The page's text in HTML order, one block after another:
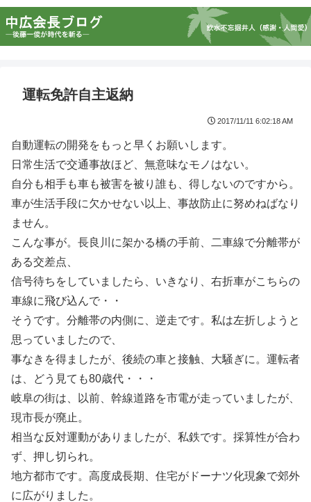
運転免許自主返納
2017/11/11 6:02:18 AM
自動運転の開発をもっと早くお願いします。
日常生活で交通事故ほど、無意味なモノはない。
自分も相手も車も被害を被り誰も、得しないのですから。
車が生活手段に欠かせない以上、事故防止に努めねばなり
ません。
こんな事が。長良川に架かる橋の手前、二車線で分離帯が
ある交差点、
信号待ちをしていましたら、いきなり、右折車がこちらの
車線に飛び込んで・・
そうです。分離帯の内側に、逆走です。私は左折しようと
思っていましたので、
事なきを得ましたが、後続の車と接触、大騒ぎに。運転者
は、どう見ても80歳代・・・
岐阜の街は、以前、幹線道路を市電が走っていましたが、
現市長が廃止。
相当な反対運動がありましたが、私鉄です。採算性が合わ
ず、押し切られ。
地方都市です。高度成長期、住宅がドーナツ化現象で郊外
に広がりました。